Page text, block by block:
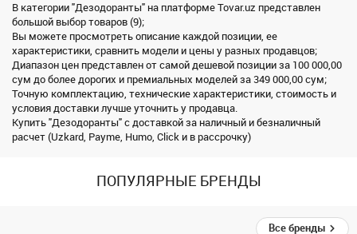
В категории "Дезодоранты" на платформе Tovar.uz представлен
большой выбор товаров (9);
Вы можете просмотреть описание каждой позиции, ее
характеристики, сравнить модели и цены у разных продавцов;
Диапазон цен представлен от самой дешевой позиции за 100 000,00
сум до более дорогих и премиальных моделей за 349 000,00 сум;
Точную комплектацию, технические характеристики, стоимость и
условия доставки лучше уточнить у продавца.
Купить "Дезодоранты" с доставкой за наличный и безналичный
расчет (Uzkard, Payme, Humo, Click и в рассрочку)
ПОПУЛЯРНЫЕ БРЕНДЫ
Все бренды